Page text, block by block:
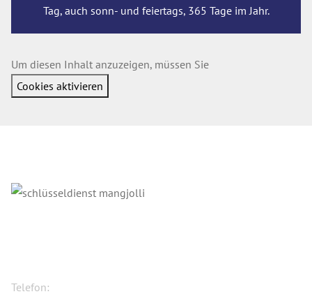
Tag, auch sonn- und feiertags, 365 Tage im Jahr.
Um diesen Inhalt anzuzeigen, müssen Sie
Cookies aktivieren
Telefon: